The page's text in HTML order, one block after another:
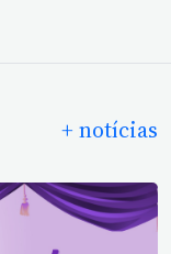
+ notícias